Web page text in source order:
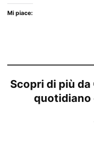
Mi piace:
Scopri di più
quotidiano